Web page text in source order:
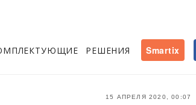
РЕШЕНИЯ Smartix
15 АПРЕЛЯ 2020, 00:07